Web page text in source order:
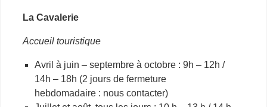
La Cavalerie
Accueil touristique
Avril à juin – septembre à octobre : 9h – 12h /
14h – 18h (2 jours de fermeture
hebdomadaire : nous contacter)